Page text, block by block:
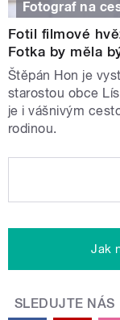
Fotograf na
Fotil filmové
Fotka by měla
Štěpán Hon je
starostou obce
je i vášnivým
rodinou.
Jak
SLEDUJTE NÁS